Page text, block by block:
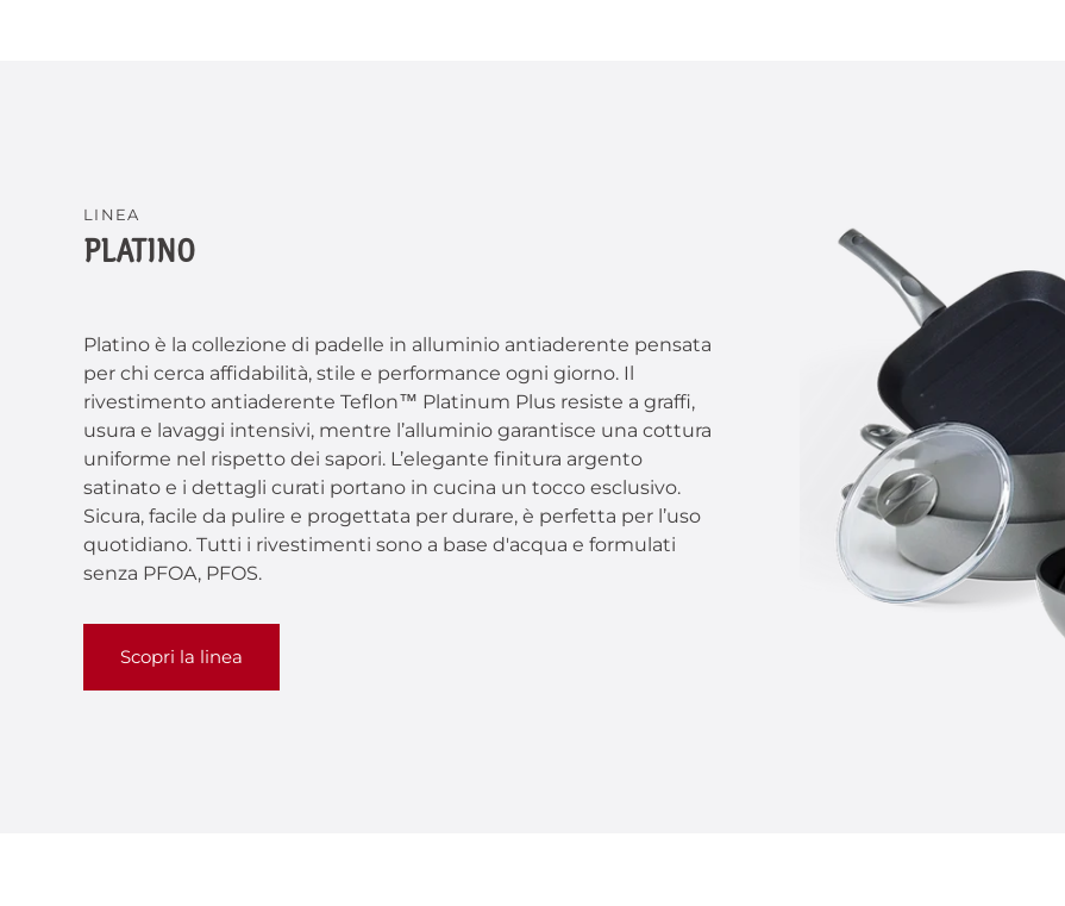
LINEA
PLATINO
Platino è la collezione di padelle in alluminio antiaderente pensata
per chi cerca affidabilità, stile e performance ogni giorno. Il
rivestimento antiaderente Teflon™ Platinum Plus resiste a graffi,
usura e lavaggi intensivi, mentre l’alluminio garantisce una cottura
uniforme nel rispetto dei sapori. L’elegante finitura argento
satinato e i dettagli curati portano in cucina un tocco esclusivo.
Sicura, facile da pulire e progettata per durare, è perfetta per l’uso
quotidiano. Tutti i rivestimenti sono a base d'acqua e formulati
senza PFOA, PFOS.
Scopri la linea